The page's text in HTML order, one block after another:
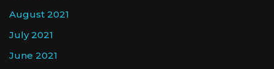
August 2021
July 2021
June 2021